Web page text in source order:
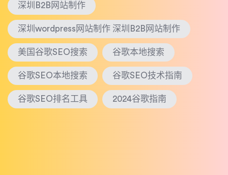
深圳B2B网站制作
深圳wordpress网站制作 深圳B2B网站制作
美国谷歌SEO搜索 谷歌本地搜索
谷歌SEO本地搜索 谷歌SEO技术指南
谷歌SEO排名工具 2024谷歌指南